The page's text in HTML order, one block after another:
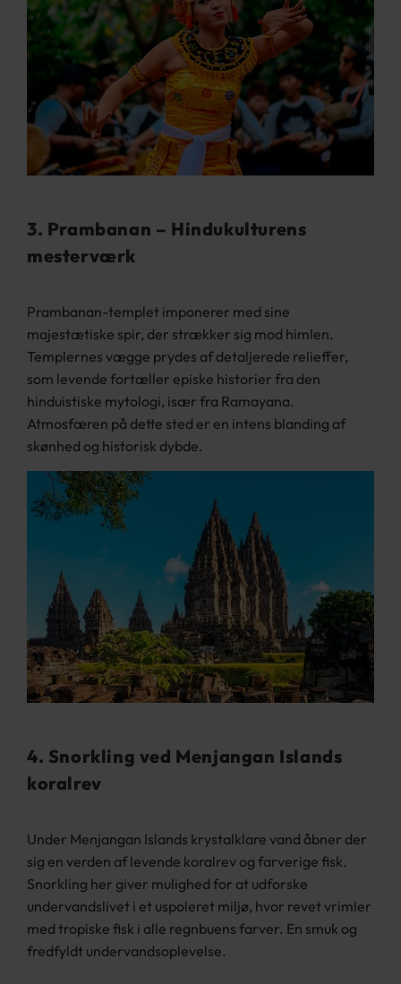
3. Prambanan – Hindukulturens
mesterværk
Prambanan-templet imponerer med sine
majestætiske spir, der strækker sig mod himlen.
Templernes vægge prydes af detaljerede relieffer,
som levende fortæller episke historier fra den
hinduistiske mytologi, især fra Ramayana.
Atmosfæren på dette sted er en intens blanding af
skønhed og historisk dybde.
4. Snorkling ved Menjangan Islands
koralrev
Under Menjangan Islands krystalklare vand åbner der
sig en verden af levende koralrev og farverige fisk.
Snorkling her giver mulighed for at udforske
undervandslivet i et uspoleret miljø, hvor revet vrimler
med tropiske fisk i alle regnbuens farver. En smuk og
fredfyldt undervandsoplevelse.